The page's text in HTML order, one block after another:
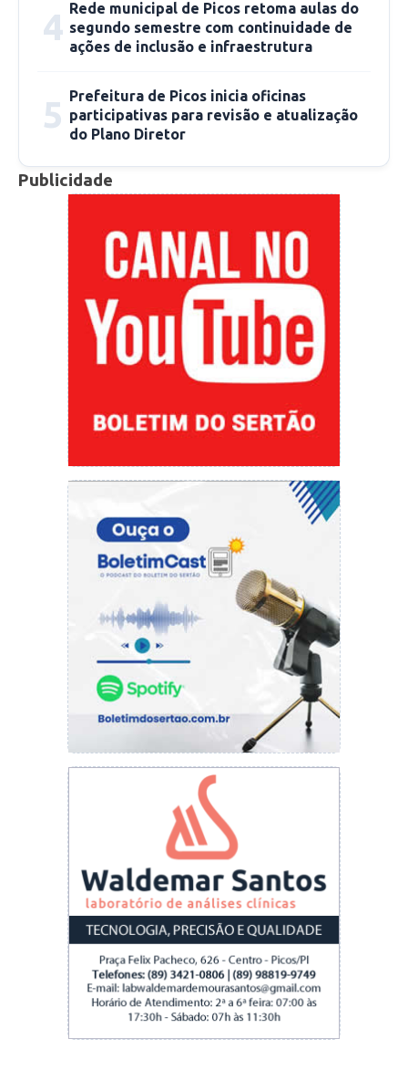
desenvolvimento, criação e execução de um
negócio online.
empreendedor abre portas para novas
oportunidades de mercado, aumentando ainda
empresa.
O Diagnóstico de Maturidade Digital está
disponível do endereço eletrônico
https://bit.ly/MATURIDADEdigitalPI.
Para outras informações sobre as consultorias
do Sebrae no Piauí, os interessados podem
acessar o portal da instituição –
www.pi.sebrae.com.br; ou contatar a Central de
Relacionamento Sebrae, através do 0800 570
0800. Esse número também é WhatsApp. Para
atendimento presencial basta se dirigir aos
escritórios regionais localizados em Teresina,
Parnaíba, Floriano, Picos ou Bom Jesus.
Da Redação
redacao@cidadeverde.com
4 Rede municipal de Picos retoma aulas do
segundo semestre com continuidade de
ações de inclusão e infraestrutura
5 Prefeitura de Picos inicia oficinas
participativas para revisão e atualização
do Plano Diretor
Publicidade